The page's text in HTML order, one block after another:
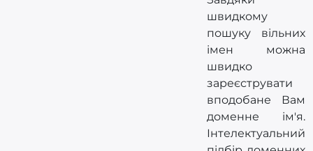
швидкому
пошуку вільних
імен можна
швидко
зареєструвати
вподобане Вам
доменне ім'я.
Інтелектуальний